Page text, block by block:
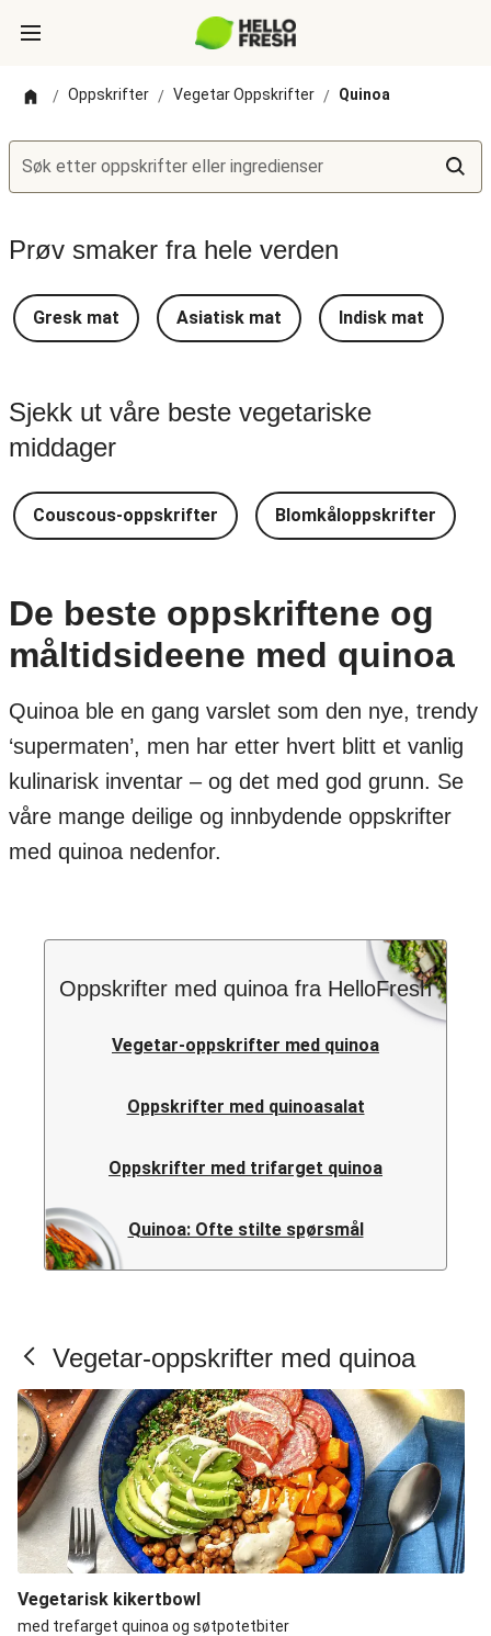
/ Oppskrifter / Vegetar Oppskrifter / Quinoa
Søk etter oppskrifter eller ingredienser
Prøv smaker fra hele verden
Gresk mat Asiatisk mat Indisk mat
Sjekk ut våre beste vegetariske
middager
Couscous-oppskrifter Blomkåloppskrifter
De beste oppskriftene og
måltidsideene med quinoa
Quinoa ble en gang varslet som den nye, trendy
‘supermaten’, men har etter hvert blitt et vanlig
kulinarisk inventar – og det med god grunn. Se
våre mange deilige og innbydende oppskrifter
med quinoa nedenfor.
Oppskrifter med quinoa fra HelloFresh
Vegetar-oppskrifter med quinoa
Oppskrifter med quinoasalat
Oppskrifter med trifarget quinoa
Quinoa: Ofte stilte spørsmål
Vegetar-oppskrifter med quinoa
Vegetarisk kikertbowl
med trefarget quinoa og søtpotetbiter